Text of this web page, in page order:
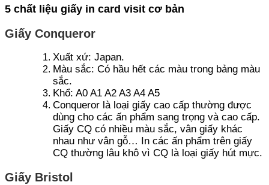
5 chất liệu giấy in card visit cơ bản
Giấy Conqueror
Xuất xứ: Japan.
Màu sắc: Có hầu hết các màu trong bảng màu
sắc.
Khổ: A0 A1 A2 A3 A4 A5
Conqueror là loại giấy cao cấp thường được
dùng cho các ấn phẩm sang trọng và cao cấp.
Giấy CQ có nhiều màu sắc, vân giấy khác
nhau như vân gỗ… In các ấn phẩm trên giấy
CQ thường lâu khô vì CQ là loại giấy hút mực.
Giấy Bristol